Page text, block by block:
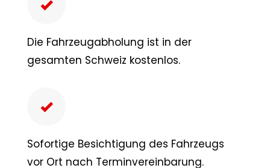
Die Fahrzeugabholung ist in der
gesamten Schweiz kostenlos.
Sofortige Besichtigung des Fahrzeugs
vor Ort nach Terminvereinbarung.